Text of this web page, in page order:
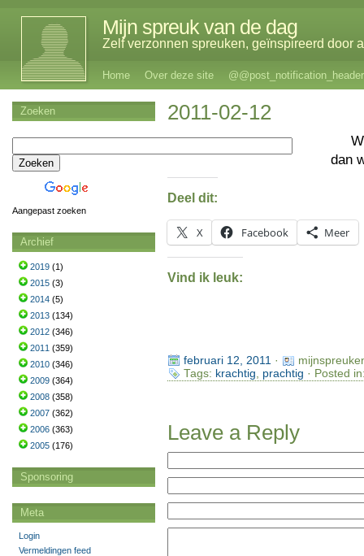
Mijn spreuk van de dag
Zelf verzonnen spreuken, geïnspireerd door
Home Over deze site @@post_notification_header
2011-02-12
dan
Deel dit:
X Facebook Meer
Vind ik leuk:
februari 12, 2011 ·
Tags: krachtig prachtig · Posted
Leave a Reply
Zoeken
Aangepast zoeken
Archief
2019 (1)
2015 (3)
2014 (5)
2013 (134)
2012 (346)
2011 (359)
2010 (346)
2009 (364)
2008 (358)
2007 (362)
2006 (363)
2005 (176)
Sponsoring
Meta
Login
Vermeldingen feed